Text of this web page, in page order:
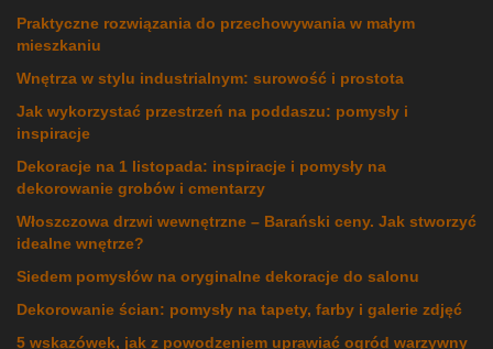
Praktyczne rozwiązania do przechowywania w małym
mieszkaniu
Wnętrza w stylu industrialnym: surowość i prostota
Jak wykorzystać przestrzeń na poddaszu: pomysły i
inspiracje
Dekoracje na 1 listopada: inspiracje i pomysły na
dekorowanie grobów i cmentarzy
Włoszczowa drzwi wewnętrzne – Barański ceny. Jak stworzyć
idealne wnętrze?
Siedem pomysłów na oryginalne dekoracje do salonu
Dekorowanie ścian: pomysły na tapety, farby i galerie zdjęć
5 wskazówek, jak z powodzeniem uprawiać ogród warzywny